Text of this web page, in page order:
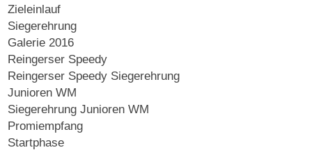
Zieleinlauf
Siegerehrung
Galerie 2016
Reingerser Speedy
Reingerser Speedy Siegerehrung
Junioren WM
Siegerehrung Junioren WM
Promiempfang
Startphase